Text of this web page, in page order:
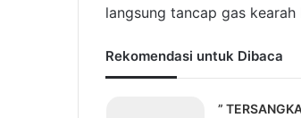
langsung tancap gas kearah
Rekomendasi untuk Dibaca
”